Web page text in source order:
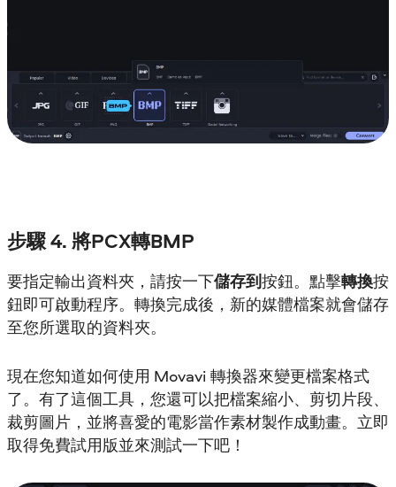
步驟 4. 將PCX轉BMP
要指定輸出資料夾，請按一下儲存到按鈕。點擊轉換按
鈕即可啟動程序。轉換完成後，新的媒體檔案就會儲存
至您所選取的資料夾。
現在您知道如何使用 Movavi 轉換器來變更檔案格式
了。有了這個工具，您還可以把檔案縮小、剪切片段、
裁剪圖片，並將喜愛的電影當作素材製作成動畫。立即
取得免費試用版並來測試一下吧！